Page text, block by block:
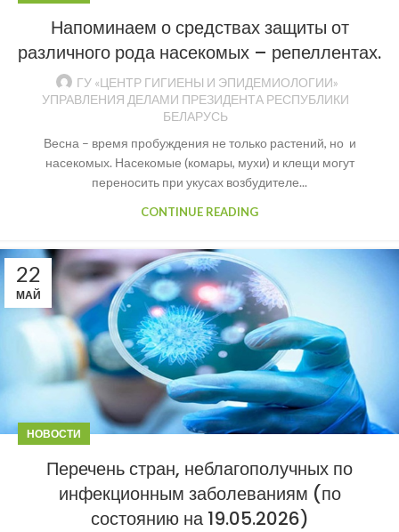
Напоминаем о средствах защиты от
различного рода насекомых – репеллентах.
ГУ «ЦЕНТР ГИГИЕНЫ И ЭПИДЕМИОЛОГИИ»
УПРАВЛЕНИЯ ДЕЛАМИ ПРЕЗИДЕНТА РЕСПУБЛИКИ
БЕЛАРУСЬ
Весна – время пробуждения не только растений, но и
насекомых. Насекомые (комары, мухи) и клещи могут
переносить при укусах возбудителе...
CONTINUE READING
22
МАЙ
НОВОСТИ
Перечень стран, неблагополучных по
инфекционным заболеваниям (по
состоянию на 19.05.2026)